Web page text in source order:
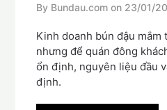
By Bundau.com on 23/01/
Kinh doanh bún đậu mắm
nhưng để quán đông
ổn định, nguyên liệu đầu
định.